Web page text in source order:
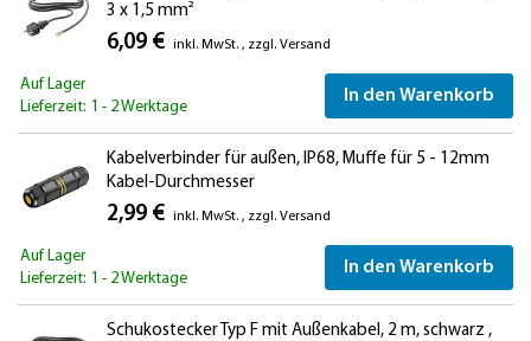
3 x 1,5 mm²
6,09 € inkl. MwSt. , zzgl. Versand
Auf Lager
Lieferzeit: 1 - 2 Werktage
In den Warenkorb
Kabelverbinder für außen, IP68, Muffe für 5 - 12mm
Kabel-Durchmesser
2,99 € inkl. MwSt. , zzgl. Versand
Auf Lager
Lieferzeit: 1 - 2 Werktage
In den Warenkorb
Schukostecker Typ F mit Außenkabel, 2 m, schwarz ,